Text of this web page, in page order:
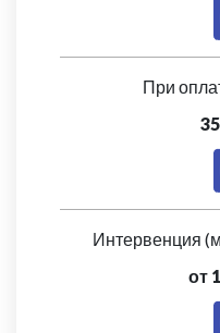
При
Интервенция
от